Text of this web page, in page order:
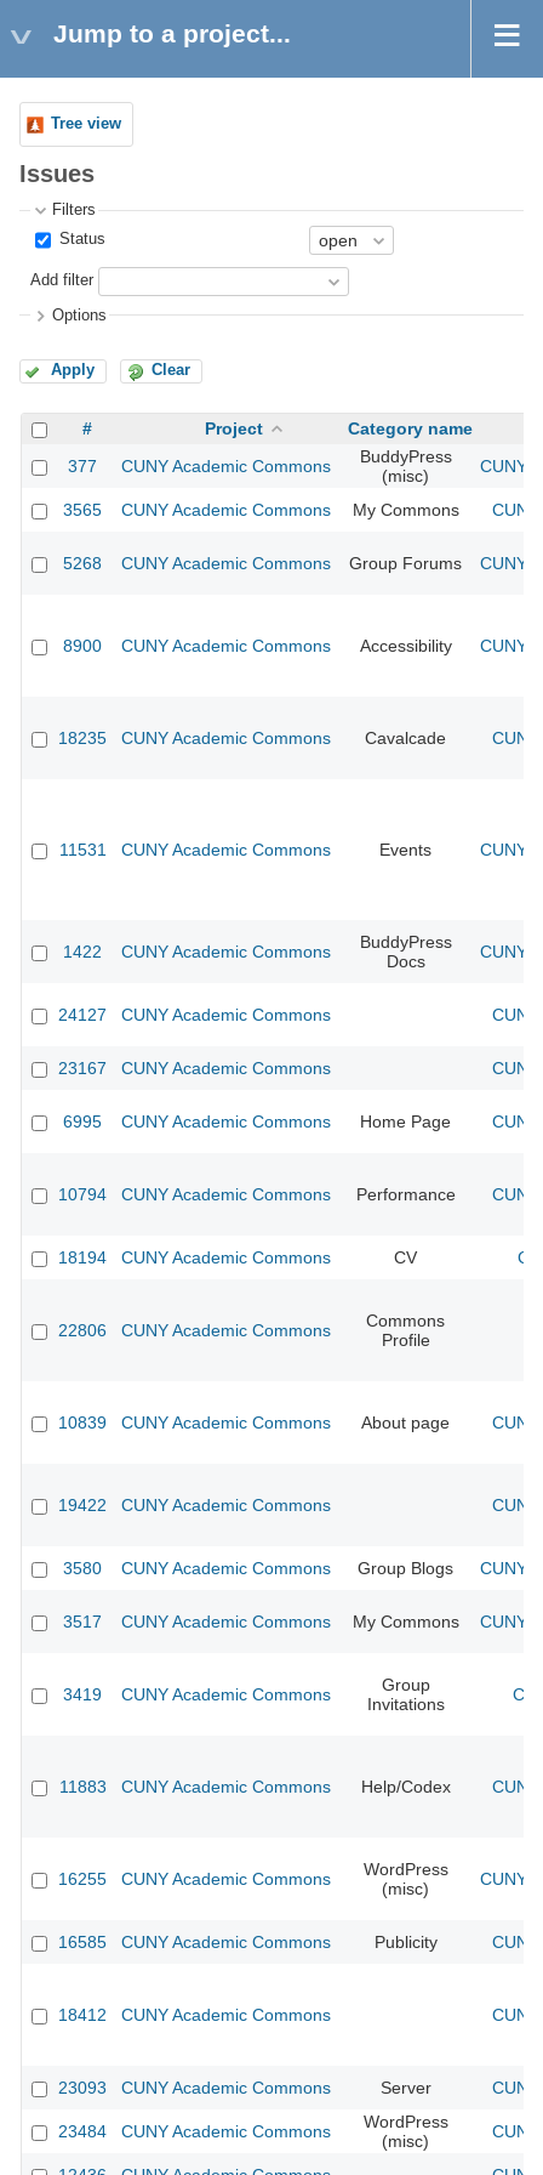
Jump to a project...
Tree view
Issues
Filters
Status
Add filter
Options
Apply Clear
# Project
Category name
377
CUNY Academic Commons
BuddyPress
(misc)
CUNY
3565 CUNY Academic Commons My Commons
5268 CUNY Academic Commons Group Forums CUNY
8900 CUNY Academic Commons Accessibility CUNY
18235 CUNY Academic Commons Cavalcade
11531 CUNY Academic Commons Events CUNY
1422 CUNY Academic Commons
BuddyPress
Docs
CUNY
24127 CUNY Academic Commons
23167 CUNY Academic Commons
6995 CUNY Academic Commons Home Page
10794 CUNY Academic Commons Performance
18194 CUNY Academic Commons CV
22806 CUNY Academic Commons
Commons
Profile
10839 CUNY Academic Commons About page
19422 CUNY Academic Commons
3580 CUNY Academic Commons Group Blogs CUNY
3517 CUNY Academic Commons My Commons CUNY
3419 CUNY Academic Commons
Group
Invitations
11883 CUNY Academic Commons Help/Codex
16255 CUNY Academic Commons
WordPress
(misc)
CUNY
16585 CUNY Academic Commons Publicity
18412 CUNY Academic Commons
23093 CUNY Academic Commons Server
23484 CUNY Academic Commons
WordPress
(misc)